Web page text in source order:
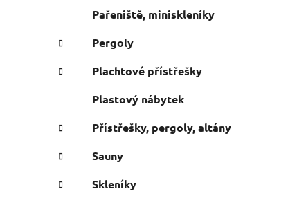
Pařeniště, miniskleníky
Pergoly
Plachtové přístřešky
Plastový nábytek
Přístřešky, pergoly, altány
Sauny
Skleníky